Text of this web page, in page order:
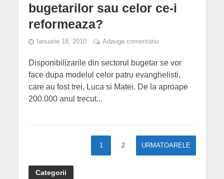
bugetarilor sau celor ce-i
reformeaza?
Ianuarie 18, 2010 Adauga comentariu
Disponibilizarile din sectorul bugetar se vor
face dupa modelul celor patru evanghelisti,
care au fost trei, Luca si Matei. De la aproape
200.000 anul trecut...
1 2 URMATOARELE
Categorii